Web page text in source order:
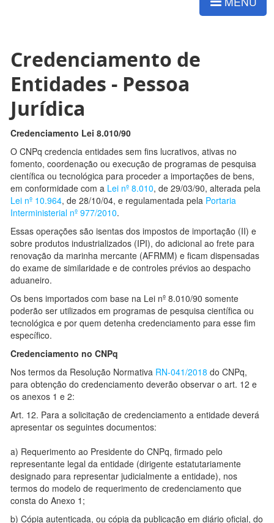
Credenciamento de
Entidades - Pessoa
Jurídica
Credenciamento Lei 8.010/90
O CNPq credencia entidades sem fins lucrativos, ativas no
fomento, coordenação ou execução de programas de pesquisa
científica ou tecnológica para proceder a importações de bens,
em conformidade com a Lei nº 8.010, de 29/03/90, alterada pela
Lei nº 10.964, de 28/10/04, e regulamentada pela Portaria
Interministerial nº 977/2010.
Essas operações são isentas dos impostos de importação (II) e
sobre produtos industrializados (IPI), do adicional ao frete para
renovação da marinha mercante (AFRMM) e ficam dispensadas
do exame de similaridade e de controles prévios ao despacho
aduaneiro.
Os bens importados com base na Lei nº 8.010/90 somente
poderão ser utilizados em programas de pesquisa científica ou
tecnológica e por quem detenha credenciamento para esse fim
específico.
Credenciamento no CNPq
Nos termos da Resolução Normativa RN-041/2018 do CNPq,
para obtenção do credenciamento deverão observar o art. 12 e
os anexos 1 e 2:
Art. 12. Para a solicitação de credenciamento a entidade deverá
apresentar os seguintes documentos:
a) Requerimento ao Presidente do CNPq, firmado pelo
representante legal da entidade (dirigente estatutariamente
designado para representar judicialmente a entidade), nos
termos do modelo de requerimento de credenciamento que
consta do Anexo 1;
b) Cópia autenticada, ou cópia da publicação em diário oficial, do